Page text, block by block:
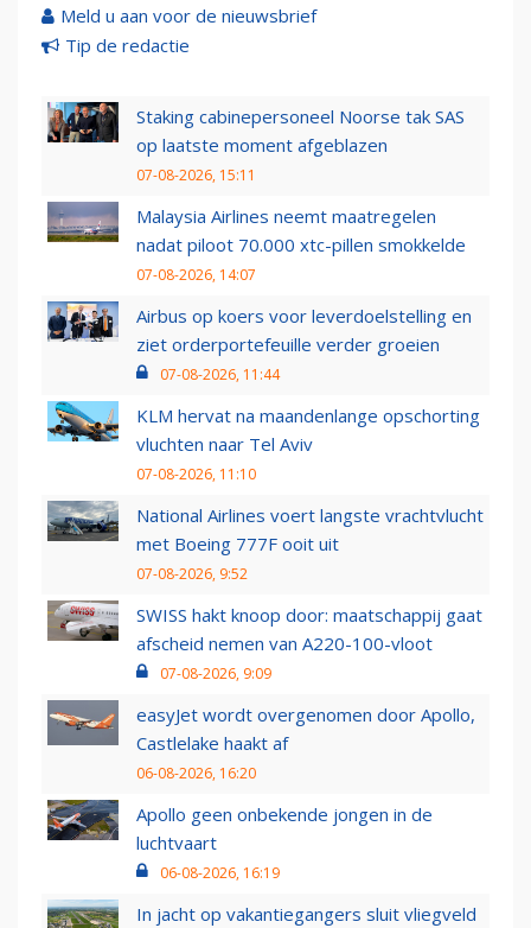
Meld u aan voor de nieuwsbrief
Tip de redactie
Staking cabinepersoneel Noorse tak SAS
op laatste moment afgeblazen
07-08-2026, 15:11
Malaysia Airlines neemt maatregelen
nadat piloot 70.000 xtc-pillen smokkelde
07-08-2026, 14:07
Airbus op koers voor leverdoelstelling en
ziet orderportefeuille verder groeien
07-08-2026, 11:44
KLM hervat na maandenlange opschorting
vluchten naar Tel Aviv
07-08-2026, 11:10
National Airlines voert langste vrachtvlucht
met Boeing 777F ooit uit
07-08-2026, 9:52
SWISS hakt knoop door: maatschappij gaat
afscheid nemen van A220-100-vloot
07-08-2026, 9:09
easyJet wordt overgenomen door Apollo,
Castlelake haakt af
06-08-2026, 16:20
Apollo geen onbekende jongen in de
luchtvaart
06-08-2026, 16:19
In jacht op vakantiegangers sluit vliegveld